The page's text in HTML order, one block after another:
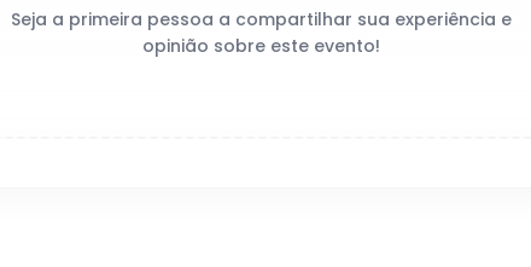
Seja a primeira pessoa a compartilhar sua experiência e
opinião sobre este evento!